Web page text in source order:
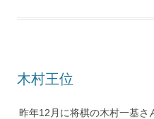
木村王位
昨年12月に将棋の木村一基さ